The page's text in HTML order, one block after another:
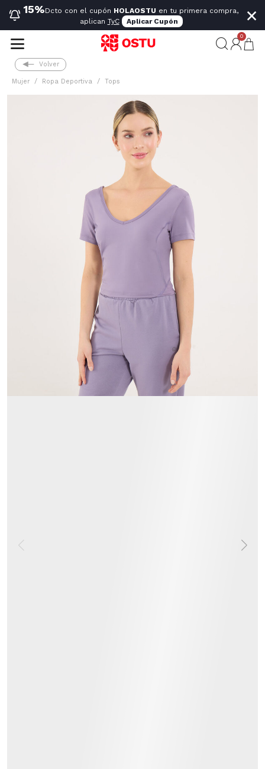
15%Dcto con el cupón HOLAOSTU en tu primera compra,
aplican TyC Aplicar Cupón ×
0
Volver
Mujer Ropa Deportiva Tops